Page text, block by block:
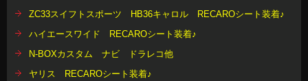
ZC33スイフトスポーツ HB36キャロル RECAROシート装着♪
ハイエースワイド RECAROシート装着♪
N-BOXカスタム ナビ ドラレコ他
ヤリス RECAROシート装着♪